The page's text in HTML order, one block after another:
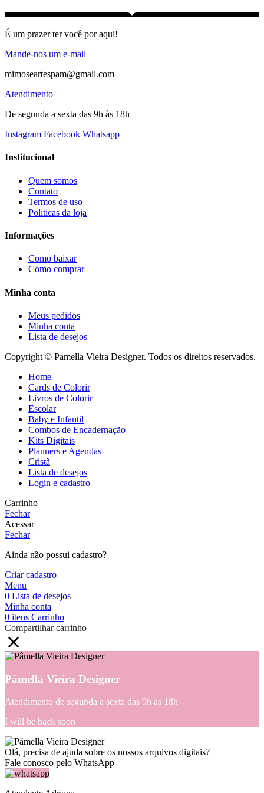
É um prazer ter você por aqui!
Mande-nos um e-mail
mimoseartespam@gmail.com
Atendimento
De segunda a sexta das 9h às 18h
Instagram Facebook Whatsapp
Institucional
Quem somos
Contato
Termos de uso
Políticas da loja
Informações
Como baixar
Como comprar
Minha conta
Meus pedidos
Minha conta
Lista de desejos
Copyright © Pamella Vieira Designer. Todos os direitos reservados.
Home
Cards de Colorir
Livros de Colorir
Escolar
Baby e Infantil
Combos de Encadernação
Kits Digitais
Planners e Agendas
Cristã
Lista de desejos
Login e cadastro
Carrinho
Fechar
Acessar
Fechar
Ainda não possui cadastro?
Criar cadastro
Menu
0 Lista de desejos
Minha conta
0 itens Carrinho
Compartilhar carrinho
Pâmella Vieira Designer
Atendimento de segunda a sexta das 9h às 18h
I will be back soon
Olá, precisa de ajuda sobre os nossos arquivos digitais?
Fale conosco pelo WhatsApp